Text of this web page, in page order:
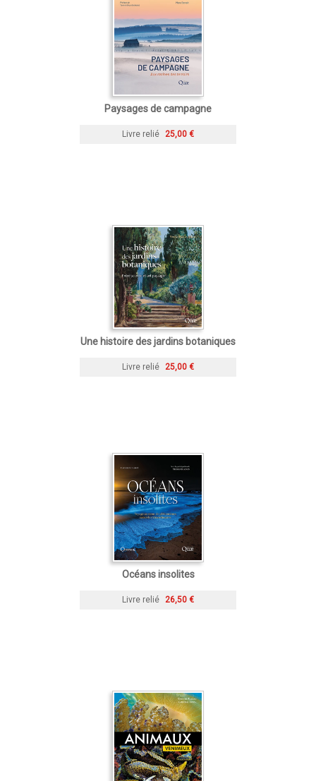
Paysages de campagne
Livre relié 25,00 €
Une histoire des jardins botaniques
Livre relié 25,00 €
Océans insolites
Livre relié 26,50 €